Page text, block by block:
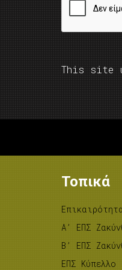
This site
Τοπικά
A’ ΕΠΣ
B’ ΕΠΣ
ΕΠΣ Κύπελλο